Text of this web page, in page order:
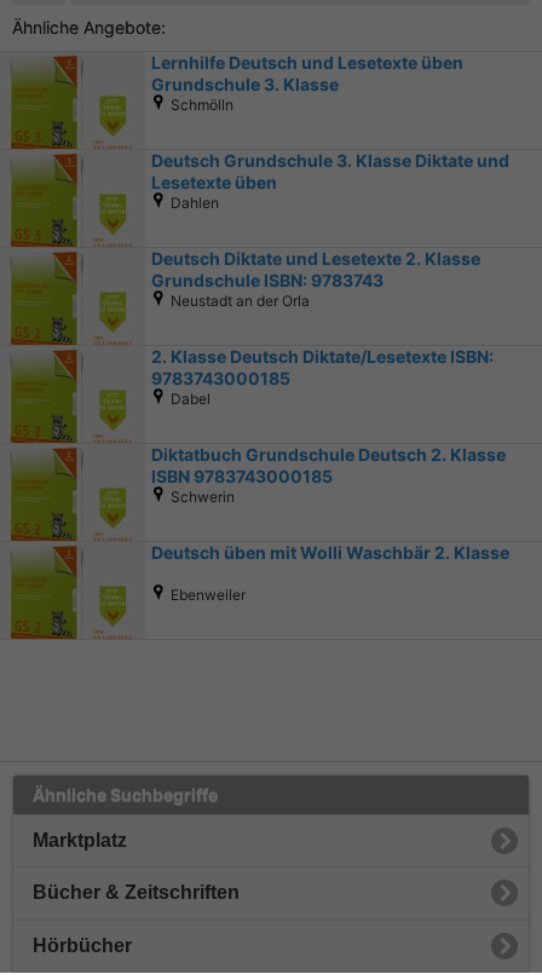
Ähnliche Angebote:
Lernhilfe Deutsch und Lesetexte üben
Grundschule 3. Klasse
Schmölln
Deutsch Grundschule 3. Klasse Diktate und
Lesetexte üben
Dahlen
Deutsch Diktate und Lesetexte 2. Klasse
Grundschule ISBN: 9783743
Neustadt an der Orla
2. Klasse Deutsch Diktate/Lesetexte ISBN:
9783743000185
Dabel
Diktatbuch Grundschule Deutsch 2. Klasse
ISBN 9783743000185
Schwerin
Deutsch üben mit Wolli Waschbär 2. Klasse
Ebenweiler
Ähnliche Suchbegriffe
Marktplatz
Bücher & Zeitschriften
Hörbücher